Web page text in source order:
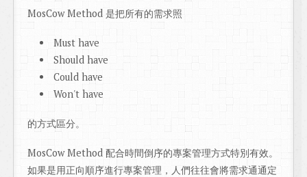
MosCow Method 是把所有的需求照
Must have
Should have
Could have
Won't have
的方式區分。
MosCow Method 配合時間倒序的專案管理方式特別有效。
如果是用正向順序進行專案管理，人們往往會將需求通通定